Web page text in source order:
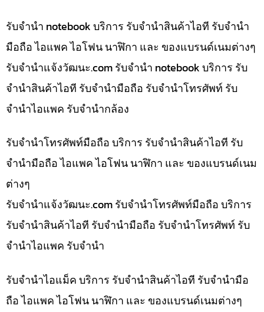
รับจำนำ notebook บริการ รับจำนำสินค้าไอที รับจำนำ
มือถือ ไอแพค ไอโฟน นาฬิกา และ ของแบรนด์เนมต่างๆ
รับจํานําแจ้งวัฒนะ.com รับจำนำ notebook บริการ รับ
จำนำสินค้าไอที รับจำนำมือถือ รับจำนำโทรศัพท์ รับ
จำนำไอแพค รับจำนำกล้อง
รับจำนำโทรศัพท์มือถือ บริการ รับจำนำสินค้าไอที รับ
จำนำมือถือ ไอแพค ไอโฟน นาฬิกา และ ของแบรนด์เนม
ต่างๆ
รับจํานําแจ้งวัฒนะ.com รับจำนำโทรศัพท์มือถือ บริการ
รับจำนำสินค้าไอที รับจำนำมือถือ รับจำนำโทรศัพท์ รับ
จำนำไอแพค รับจำนำ
รับจำนำไอแม็ค บริการ รับจำนำสินค้าไอที รับจำนำมือ
ถือ ไอแพค ไอโฟน นาฬิกา และ ของแบรนด์เนมต่างๆ